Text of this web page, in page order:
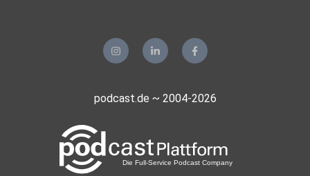
podcast.de ~ 2004-2026